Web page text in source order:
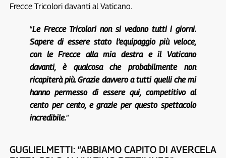
Frecce Tricolori davanti al Vaticano.
“Le Frecce Tricolori non si vedono tutti i giorni.
Sapere di essere stato l’equipaggio più veloce,
con le Frecce alla mia destra e il Vaticano
davanti, è qualcosa che probabilmente non
ricapiterà più. Grazie davvero a tutti quelli che mi
hanno permesso di essere qui, competitivo al
cento per cento, e grazie per questo spettacolo
incredibile.”
GUGLIELMETTI: “ABBIAMO CAPITO DI AVERCELA